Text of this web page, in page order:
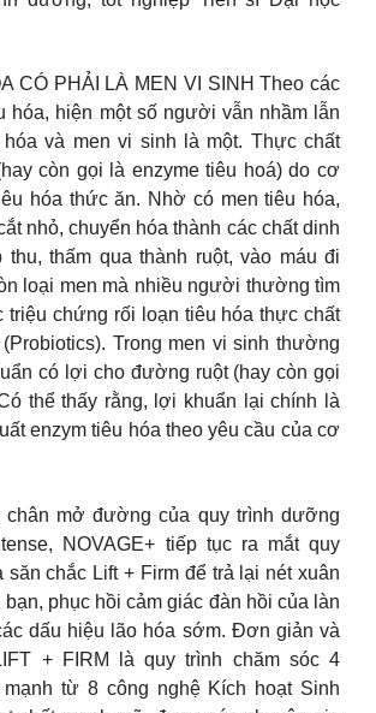
CÓ PHẢI LÀ MEN VI SINH Theo các
hóa, hiện một số người vẫn nhầm lẫn
và men vi sinh là một. Thực chất
còn gọi là enzyme tiêu hoá) do cơ
hóa thức ăn. Nhờ có men tiêu hóa,
nhỏ, chuyển hóa thành các chất dinh
thấm qua thành ruột, vào máu đi
loại men mà nhiều người thường tìm
triệu chứng rối loạn tiêu hóa thực chất
Trong men vi sinh thường
có lợi cho đường ruột (hay còn gọi
thể thấy rằng, lợi khuẩn lại chính là
enzym tiêu hóa theo yêu cầu của cơ
mở đường của quy trình dưỡng
NOVAGE+ tiếp tục ra mắt quy
chắc Lift + Firm để trả lại nét xuân
phục hồi cảm giác đàn hồi của làn
dấu hiệu lão hóa sớm. Đơn giản và
+ FIRM là quy trình chăm sóc 4
từ 8 công nghệ Kích hoạt Sinh